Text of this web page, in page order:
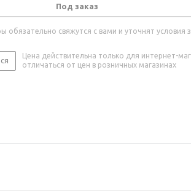
Под заказ
обязательно свяжутся с вами и уточнят условия
Цена действительна только для интернет-
отличаться от цен в розничных магазинах